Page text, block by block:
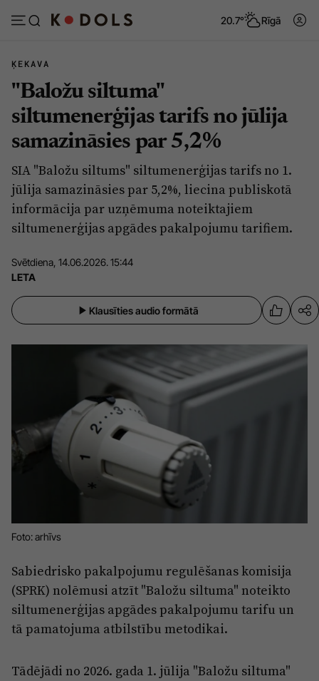
20.7° Rīgā
Abonēt Pieslēgties
Ziņas
Politika
Pašvaldības
Izglītība
Veselība
Ģimene
Vide
Tēmas
Viedokļi
Dzīve un ticība
Ekonomika
Sarunas
Pierīga
Ādaži
Olaine
Salaspils
Saulkrasti
Sigulda
Mediju atbalsta fonds
Zivju fonds
Zaļā nākotne
Iedvesmai nav vecuma
Kodols
Kontakti
Par laikrakstu
ĶEKAVA
"Baložu siltuma"
siltumenerģijas tarifs no jūlija
samazināsies par 5,2%
SIA "Baložu siltums" siltumenerģijas tarifs no 1.
jūlija samazināsies par 5,2%, liecina publiskotā
informācija par uzņēmuma noteiktajiem
siltumenerģijas apgādes pakalpojumu tarifiem.
Svētdiena, 14.06.2026. 15:44
LETA
Klausīties audio formātā
Foto: arhīvs
Sabiedrisko pakalpojumu regulēšanas komisija
(SPRK) nolēmusi atzīt "Baložu siltuma" noteikto
siltumenerģijas apgādes pakalpojumu tarifu un
tā pamatojuma atbilstību metodikai.
Tādējādi no 2026. gada 1. jūlija "Baložu siltuma"